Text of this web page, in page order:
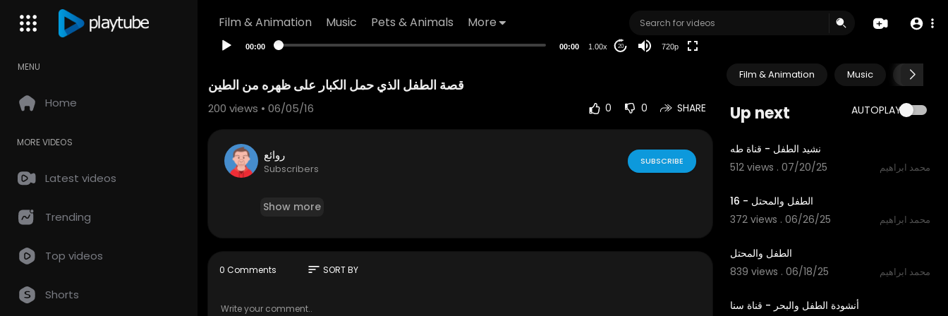
Film & Animation Music Pets & Animals More
MENU
Home
MORE VIDEOS
Latest videos
Trending
Top videos
Shorts
00:00 00:00 1.00x 20 720p
Film & Animation Music Pets &
Up next AUTOPLAY
نشيد الطفل - قناة طه
512 views . 07/20/25
محمد ابراهيم
الطفل والمحتل - 16
372 views . 06/26/25
محمد ابراهيم
الطفل والمحتل
839 views . 06/18/25
محمد ابراهيم
أنشودة الطفل والبحر - قناة سنا
قصة الطفل الذي حمل الكبار على ظهره من الطين
200 views • 06/05/16 0 0 SHARE
روائع
Subscribers
SUBSCRIBE
Show more
0 Comments sort SORT BY